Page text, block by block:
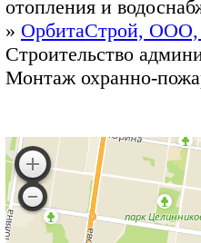
отопления и
» ОрбитаСтрой, ООО,
Строительство
Монтаж охранно-